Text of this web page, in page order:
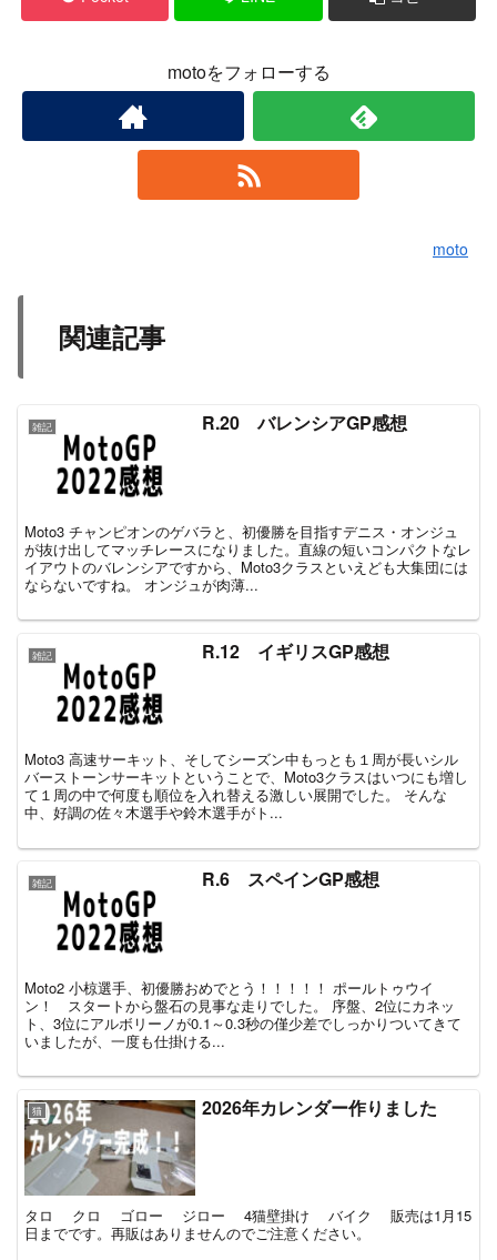
motoをフォローする
moto
関連記事
雑記 R.20 バレンシアGP感想
Moto3 チャンピオンのゲバラと、初優勝を目指すデニス・オンジュ
が抜け出してマッチレースになりました。直線の短いコンパクトなレ
イアウトのバレンシアですから、Moto3クラスといえども大集団には
ならないですね。 オンジュが肉薄...
雑記 R.12 イギリスGP感想
Moto3 高速サーキット、そしてシーズン中もっとも１周が長いシル
バーストーンサーキットということで、Moto3クラスはいつにも増し
て１周の中で何度も順位を入れ替える激しい展開でした。 そんな
中、好調の佐々木選手や鈴木選手がト...
雑記 R.6 スペインGP感想
Moto2 小椋選手、初優勝おめでとう！！！！！ ポールトゥウイ
ン！ スタートから盤石の見事な走りでした。 序盤、2位にカネッ
ト、3位にアルボリーノが0.1～0.3秒の僅少差でしっかりついてきて
いましたが、一度も仕掛ける...
猫 2026年カレンダー作りました
タロ クロ ゴロー ジロー 4猫壁掛け バイク 販売は1月15
日までです。再販はありませんのでご注意ください。